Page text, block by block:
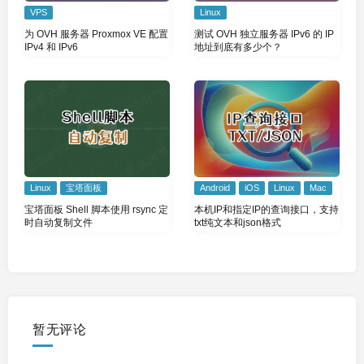
VPS
为 OVH 服务器 Proxmox VE 配置
IPv4 和 IPv6
Linux
测试 OVH 独立服务器 IPv6 的 IP
地址到底有多少个？
Linux 宝塔面板
宝塔面板 Shell 脚本使用 rsync 定
时自动复制文件
Android iOS Linux Mac
本机IP和指定IP的查询接口，支持
txt纯文本和json格式
暂无评论